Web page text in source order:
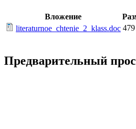
Вложение
literaturnoe_chtenie_2_klass.doc
Предварительный